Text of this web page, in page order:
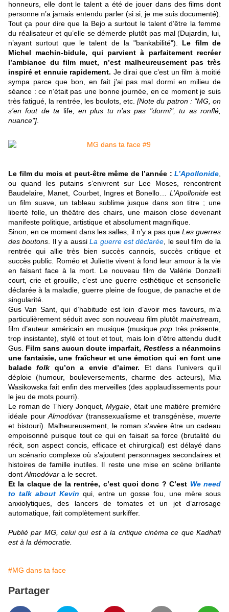
honneurs, elle dont le talent a été de jouer dans des films dont
personne n’a jamais entendu parler (si si, je me suis documenté).
Tout ça pour dire que la Bejo a surtout le talent d’être la femme
du réalisateur et qu’elle se démerde plutôt pas mal (Dujardin, lui,
n’ayant surtout que le talent de la "bankabilité"). Le film de
Michel machin-bidule, qui parvient à parfaitement recréer
l’ambiance du film muet, n’est malheureusement pas très
inspiré et ennuie rapidement. Je dirai que c’est un film à moitié
sympa parce que bon, en fait j’ai pas mal dormi en milieu de
séance : ce n’était pas une bonne journée, en ce moment je suis
très fatigué, la rentrée, les boulots, etc.[Note du patron : "MG, on
s’en fout de ta life, en plus tu n’as pas "dormi", tu as ronflé,
nuance"]
Le film du mois et peut-être même de l’année : L’Apollonide
ou quand les putains s’enivrent sur Lee Moses, rencontrent
Baudelaire, Manet, Courbet, Ingres et Bonello… L’Apollonideest
un film suave, un tableau sublime jusque dans son titre ; une
liberté folle, un théâtre des chairs, une maison close devenant
manifeste politique, artistique et absolument magnifique.
Sinon, en ce moment dans les salles, il n’y a pas que Les guerres
des boutons . Il y a aussiLa guerre est déclarée , le seul film de la
rentrée qui allie très bien succès cannois, succès critique et
succès public. Roméo et Juliette vivent à fond leur amour à la vie
en faisant face à la mort. Le nouveau film de Valérie Donzelli
court, crie et grouille, c’est une guerre esthétique et sensorielle
déclarée à la maladie, guerre pleine de fougue, de panache et de
singularité.
Gus Van Sant, qui d’habitude est loin d’avoir mes faveurs, m’a
particulièrement séduit avec son nouveau film plutôt mainstream
film d’auteur américain en musique (musiquepop très présente,
trop insistante), stylé et tout et tout, mais loin d’être attendu dudit
Gus. Film sans aucun doute imparfait, Restlessa néanmoins
une fantaisie, une fraîcheur et une émotion qui en font une
baladefolk qu’on a envie d’aimer. Et dans l’univers qu’il
déploie (humour, bouleversements, charme des acteurs), Mia
Wasikowska fait enfin des merveilles (des applaudissements pour
le jeu de mots pourri).
Le roman de Thiery Jonquet,Mygale , était une matière première
idéale pour Almodóvar (transsexualisme et transgénèse, muerte
et bistouri). Malheureusement, le roman s’avère être un cadeau
empoisonné puisque tout ce qui en faisait sa force (brutalité du
récit, son aspect concis, efficace et chirurgical) est délayé dans
un scénario complexe où s’ajoutent personnages secondaires et
histoires de famille inutiles. Il reste une mise en scène brillante
dont Almodóvar a le secret.
Et la claque de la rentrée, c’est quoi donc ? C’est We need
to talk about Kevin qui, entre un gosse fou, une mère sous
anxiolytiques, des lancers de tomates et un jet d’arrosage
automatique, fait complètement surkiffer.
Publié par MG, celui qui est à la critique cinéma ce que Kadhafi
est à la démocratie.
#MG dans ta face
Partager